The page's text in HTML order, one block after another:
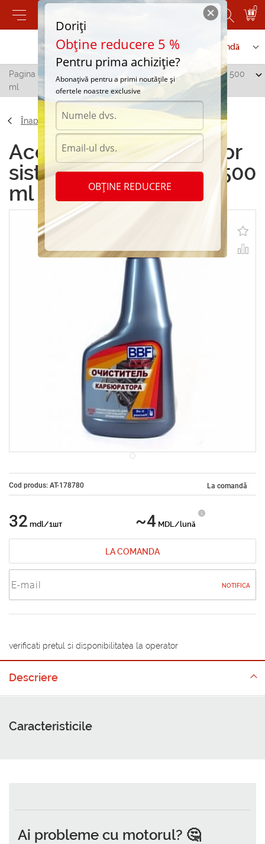
0
Contactați-ne Serviciu de comandă
Pagina principală
BBF Curatator sistem de alimentare 500
ml
Înapoi
Accesorii BBF Curatator
sistem de alimentare 500
ml
Cod produs: AT-178780 La comandă
32 mdl/1шт ~4 MDL/lună
LA COMANDA
NOTIFICA
verificati pretul si disponibilitatea la operator
Descriere
Caracteristicile
Ai probleme cu motorul? 🤔
Doriți
Obține reducere 5 %
Pentru prima achiziție?
Abonațivă pentru a primi noutățile și
ofertele noastre exclusive
OBȚINE REDUCERE